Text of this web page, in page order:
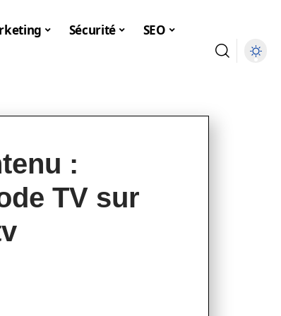
Sécurité SEO
:
TV sur